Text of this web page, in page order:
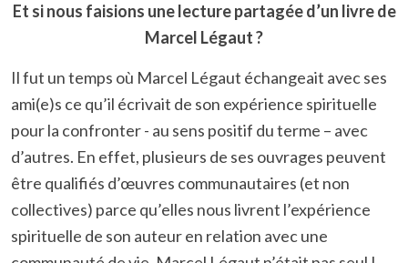
Et si nous faisions une lecture partagée d’un livre de
Marcel Légaut ?
Il fut un temps où Marcel Légaut échangeait avec ses
ami(e)s ce qu’il écrivait de son expérience spirituelle
pour la confronter - au sens positif du terme – avec
d’autres. En effet, plusieurs de ses ouvrages peuvent
être qualifiés d’œuvres communautaires (et non
collectives) parce qu’elles nous livrent l’expérience
spirituelle de son auteur en relation avec une